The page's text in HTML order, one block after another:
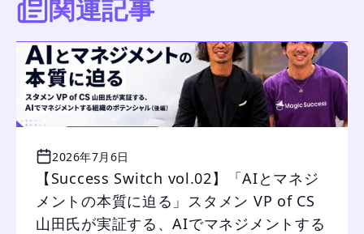
関連記事
2026年7月6日
【Success Switch vol.02】「AIとマネジ
メントの本質に迫る」スタメン VP of CS
山田氏が実証する、AIでマネジメントする